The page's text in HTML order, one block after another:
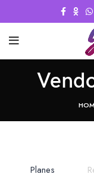
Planes